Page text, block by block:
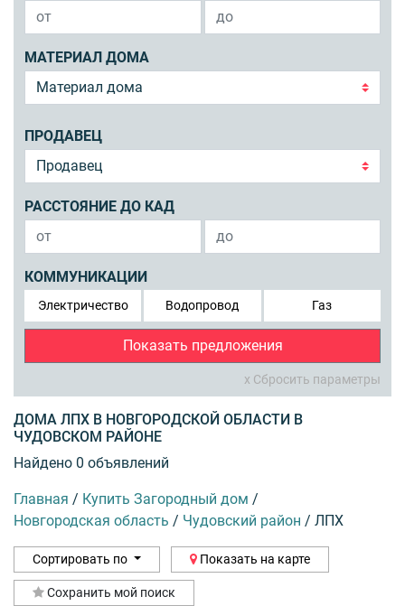
МАТЕРИАЛ ДОМА
ПРОДАВЕЦ
РАССТОЯНИЕ ДО КАД
КОММУНИКАЦИИ
Электричество Водопровод Газ
Показать предложения
x Сбросить параметры
ДОМА ЛПХ В НОВГОРОДСКОЙ ОБЛАСТИ В
ЧУДОВСКОМ РАЙОНЕ
Найдено 0 объявлений
Главная / Купить Загородный дом /
Новгородская область / Чудовский район / ЛПХ
Сортировать по Показать на карте
Сохранить мой поиск